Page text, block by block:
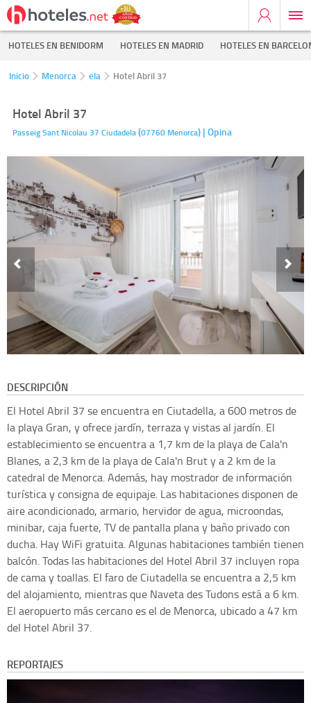
HOTELES EN BENIDORM HOTELES EN MADRID HOTELES EN
Inicio Menorca ela Hotel Abril 37
Hotel Abril 37
Passeig Sant Nicolau 37 Ciudadela(07760 Menorca) | Opina
DESCRIPCIÓN
El Hotel Abril 37 se encuentra en Ciutadella, a 600 metros de
la playa Gran, y ofrece jardín, terraza y vistas al jardín. El
establecimiento se encuentra a 1,7 km de la playa de Cala'n
Blanes, a 2,3 km de la playa de Cala'n Brut y a 2 km de la
catedral de Menorca. Además, hay mostrador de información
turística y consigna de equipaje. Las habitaciones disponen de
aire acondicionado, armario, hervidor de agua, microondas,
minibar, caja fuerte, TV de pantalla plana y baño privado con
ducha. Hay WiFi gratuita. Algunas habitaciones también tienen
balcón. Todas las habitaciones del Hotel Abril 37 incluyen ropa
de cama y toallas. El faro de Ciutadella se encuentra a 2,5 km
del alojamiento, mientras que Naveta des Tudons está a 6 km.
El aeropuerto más cercano es el de Menorca, ubicado a 47 km
del Hotel Abril 37.
REPORTAJES